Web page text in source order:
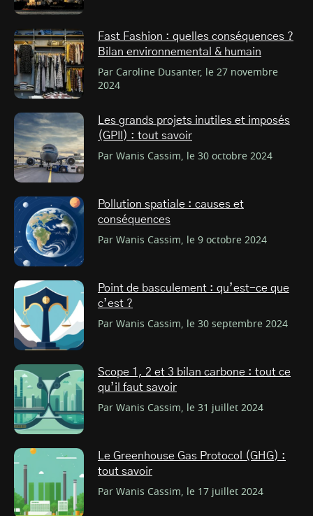
Fast Fashion : quelles conséquences ?
Bilan environnemental & humain
Par Caroline Dusanter, le 27 novembre
2024
Les grands projets inutiles et imposés
(GPII) : tout savoir
Par Wanis Cassim, le 30 octobre 2024
Pollution spatiale : causes et
conséquences
Par Wanis Cassim, le 9 octobre 2024
Point de basculement : qu’est-ce que
c’est ?
Par Wanis Cassim, le 30 septembre 2024
Scope 1, 2 et 3 bilan carbone : tout ce
qu’il faut savoir
Par Wanis Cassim, le 31 juillet 2024
Le Greenhouse Gas Protocol (GHG) :
tout savoir
Par Wanis Cassim, le 17 juillet 2024